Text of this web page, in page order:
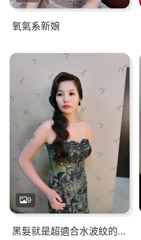
氧氣系新娘
9
黑髮就是超適合水波紋的啊！